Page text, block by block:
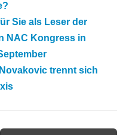
Sie als Leser der
NAC Kongress in
trennt sich